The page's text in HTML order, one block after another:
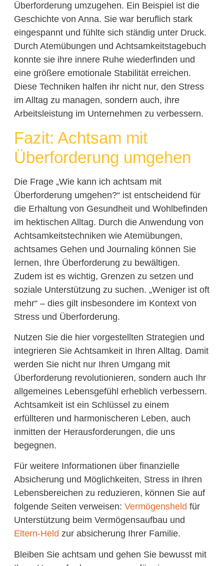
Überforderung umzugehen. Ein Beispiel ist die
Geschichte von Anna. Sie war beruflich stark
eingespannt und fühlte sich ständig unter Druck.
Durch Atemübungen und Achtsamkeitstagebuch
konnte sie ihre innere Ruhe wiederfinden und
eine größere emotionale Stabilität erreichen.
Diese Techniken halfen ihr nicht nur, den Stress
im Alltag zu managen, sondern auch, ihre
Arbeitsleistung im Unternehmen zu verbessern.
Fazit: Achtsam mit
Überforderung umgehen
Die Frage „Wie kann ich achtsam mit
Überforderung umgehen?“ ist entscheidend für
die Erhaltung von Gesundheit und Wohlbefinden
im hektischen Alltag. Durch die Anwendung von
Achtsamkeitstechniken wie Atemübungen,
achtsames Gehen und Journaling können Sie
lernen, Ihre Überforderung zu bewältigen.
Zudem ist es wichtig, Grenzen zu setzen und
soziale Unterstützung zu suchen. „Weniger ist oft
mehr“ – dies gilt insbesondere im Kontext von
Stress und Überforderung.
Nutzen Sie die hier vorgestellten Strategien und
integrieren Sie Achtsamkeit in Ihren Alltag. Damit
werden Sie nicht nur Ihren Umgang mit
Überforderung revolutionieren, sondern auch Ihr
allgemeines Lebensgefühl erheblich verbessern.
Achtsamkeit ist ein Schlüssel zu einem
erfüllteren und harmonischeren Leben, auch
inmitten der Herausforderungen, die uns
begegnen.
Für weitere Informationen über finanzielle
Absicherung und Möglichkeiten, Stress in Ihren
Lebensbereichen zu reduzieren, können Sie auf
folgende Seiten verweisen: Vermögensheld für
Unterstützung beim Vermögensaufbau und
Eltern-Held zur absicherung Ihrer Familie.
Bleiben Sie achtsam und gehen Sie bewusst mit